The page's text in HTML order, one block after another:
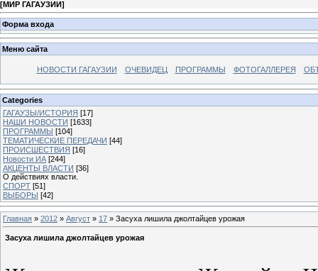
[МИР ГАГАУЗИИ]
Форма входа
Меню сайта
НОВОСТИ ГАГАУЗИИ ОЧЕВИДЕЦ ПРОГРАММЫ ФОТОГАЛЛЕРЕЯ
Categories
ГАГАУЗЫ/ИСТОРИЯ [17]
НАШИ НОВОСТИ [1633]
ПРОГРАММЫ [104]
ТЕМАТИЧЕСКИЕ ПЕРЕДАЧИ [44]
ПРОИСШЕСТВИЯ [16]
Новости ИА [244]
АКЦЕНТЫ ВЛАСТИ [36]
О действиях власти.
СПОРТ [51]
ВЫБОРЫ [42]
Главная » 2012 » Август » 17 » Засуха лишила джолтайцев урожая
Засуха лишила джолтайцев урожая